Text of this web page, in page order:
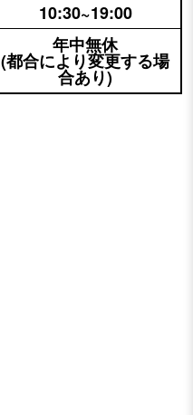
10:30~19:00
年中無休
(都合により変更する場
合あり)